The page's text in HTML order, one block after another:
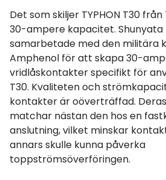
Det som skiljer TYPHON T30 från
30-ampere kapacitet. Shunyata
samarbetade med den militära
Amphenol för att skapa 30-
vridlåskontakter specifikt för
T30. Kvaliteten och
kontakter är oöverträffad.
matchar nästan den hos en
anslutning, vilket minskar
annars skulle kunna påverka
toppströmsöverföringen.